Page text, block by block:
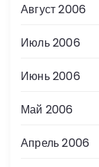
Август 2006
Июль 2006
Июнь 2006
Май 2006
Апрель 2006